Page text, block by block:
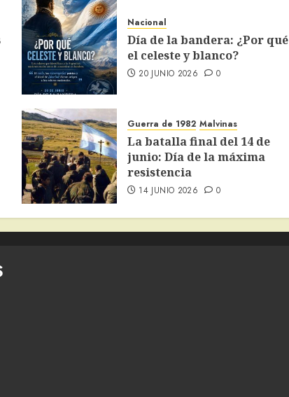
Nacional
Día de la bandera: ¿Por qué
el celeste y blanco?
20 JUNIO 2026 0
Guerra de 1982 Malvinas
La batalla final del 14 de
junio: Día de la máxima
resistencia
14 JUNIO 2026 0